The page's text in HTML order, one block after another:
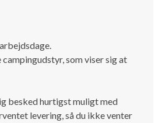
som viser sig at
besked hurtigst muligt med
levering, så du ikke venter